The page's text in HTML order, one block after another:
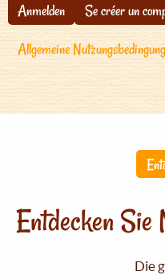
Anmelden
Se créer un
Allgemeine
Entdecken
Die